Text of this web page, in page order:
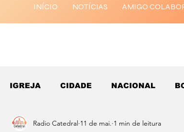
INÍCIO NOTÍCIAS AMIGO
IGREJA CIDADE NACIONAL
Radio Catedral 11 de mai. 1 min de leitura